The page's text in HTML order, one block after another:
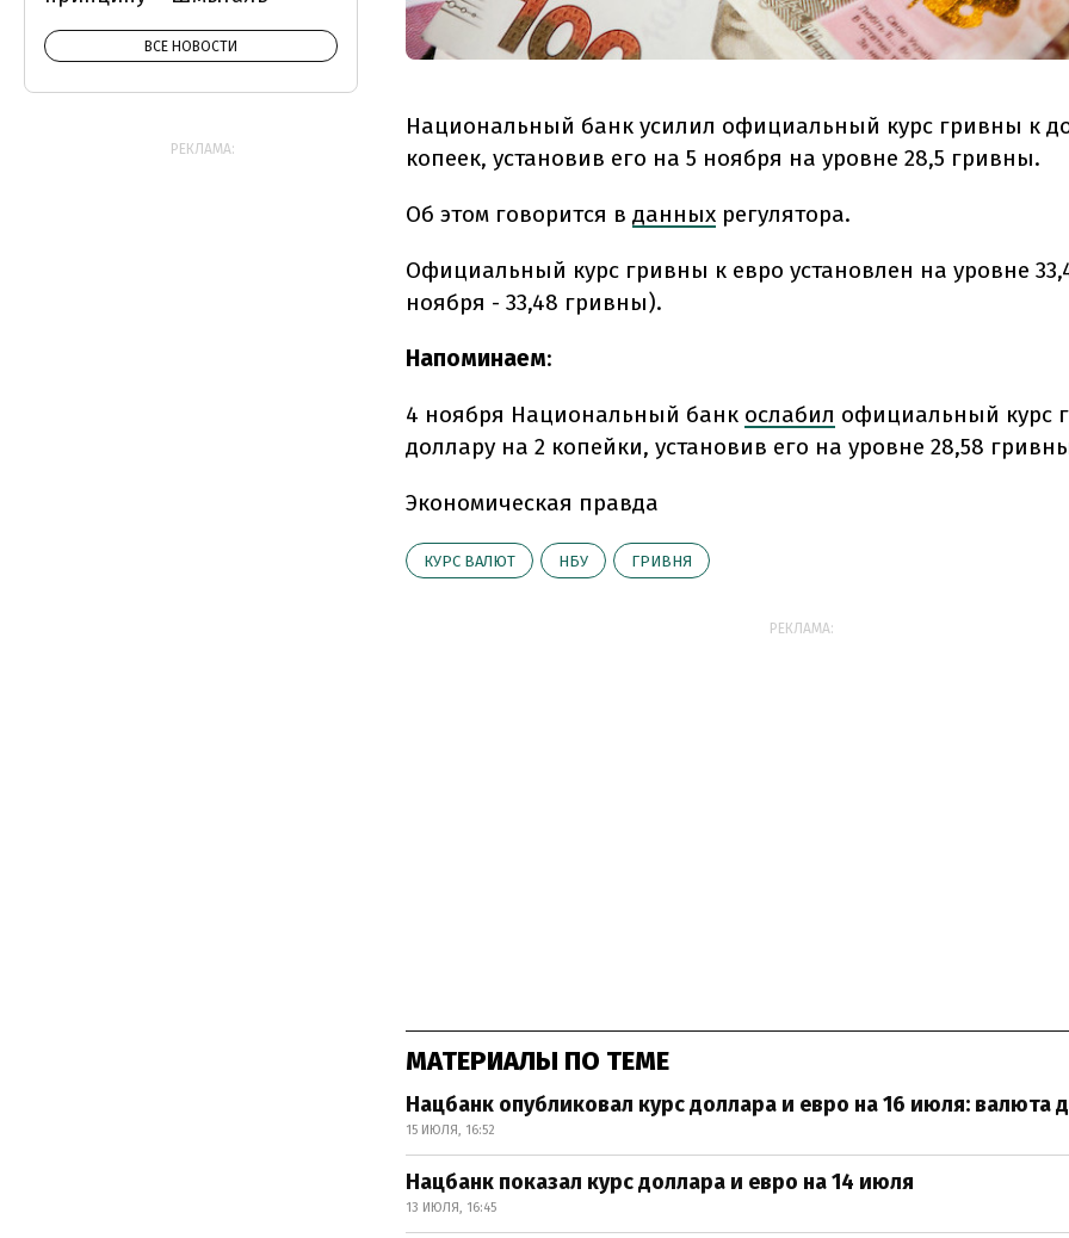
Национальный банк усилил официальный курс гривны к
копеек, установив его на 5 ноября на уровне 28,5 гривны.
Об этом говорится в данных регулятора.
Официальный курс гривны к евро установлен на уровне
ноября - 33,48 гривны).
Напоминаем:
4 ноября Национальный банк ослабил официальный курс
доллару на 2 копейки, установив его на уровне 28,58
Экономическая правда
КУРС ВАЛЮТ НБУ ГРИВНЯ
РЕКЛАМА:
МАТЕРИАЛЫ ПО ТЕМЕ
Нацбанк опубликовал курс доллара и евро на 16 июля: валюта
15 ИЮЛЯ, 16:52
Нацбанк показал курс доллара и евро на 14 июля
13 ИЮЛЯ, 16:45
ВСЕ НОВОСТИ
РЕКЛАМА: